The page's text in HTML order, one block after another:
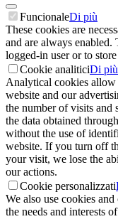
FuncionaleDi più
These cookies are
and are always enabled.
logged-in user or to
Cookie analiticiDi più
Analytical cookies allow
website and our
the number of visits and
the data obtained
without the use of
website. If you turn off
your visit, we lose the
our actions.
Cookie personalizzati
We also use cookies
the needs and interests